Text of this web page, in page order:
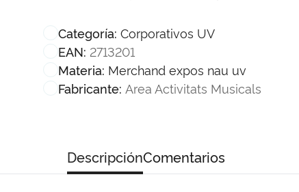
Categoría: Corporativos UV
EAN: 2713201
Materia: Merchand expos nau uv
Fabricante: Area Activitats Musicals
DescripciónComentarios